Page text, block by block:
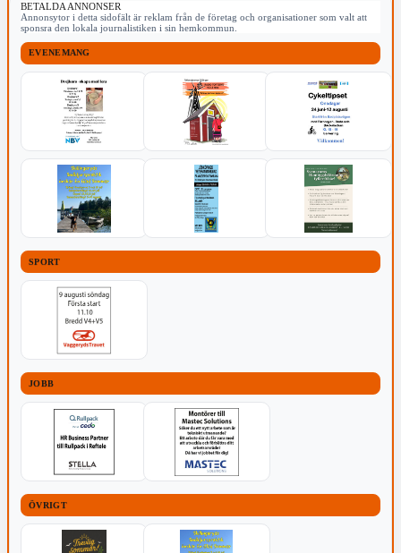
BETALDA ANNONSER
Annonsytor i detta sidofält är reklam från de företag och organisationer som valt att
sponsra den lokala journalistiken i sin hemkommun.
EVENEMANG
SPORT
JOBB
ÖVRIGT